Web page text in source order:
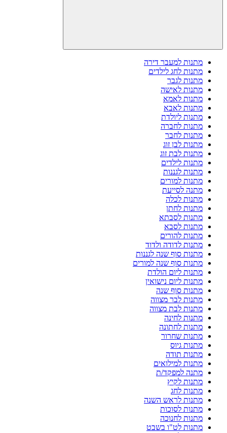
מתנות למעבר דירה
מתנות לחג לילדים
מתנות לגבר
מתנות לאישה
מתנות לאמא
מתנות לאבא
מתנות ליולדת
מתנות לחברה
מתנות לחבר
מתנות לבן זוג
מתנות לבת זוג
מתנות לילדים
מתנות לגננות
מתנות למורים
מתנה לסייעת
מתנות לכלה
מתנות לחתן
מתנות לסבתא
מתנות לסבא
מתנות להורים
מתנות לדודה ולדוד
מתנות סוף שנה לגננות
מתנות סוף שנה למורים
מתנות ליום הולדת
מתנות ליום נישואין
מתנות סוף שנה
מתנות לבר מצווה
מתנות לבת מצווה
מתנות לחינה
מתנות לחתונה
מתנות שחרור
מתנות גיוס
מתנות תודה
מתנות למילואים
מתנה למפקד/ת
מתנות לקיץ
מתנות לחג
מתנות לראש השנה
מתנות לסוכות
מתנות לחנוכה
מתנות לט"ו בשבט